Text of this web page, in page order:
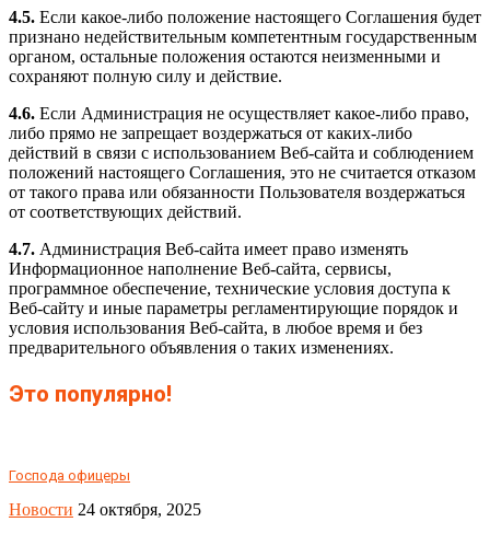
4.5. Если какое-либо положение настоящего Соглашения будет
признано недействительным компетентным государственным
органом, остальные положения остаются неизменными и
сохраняют полную силу и действие.
4.6. Если Администрация не осуществляет какое-либо право,
либо прямо не запрещает воздержаться от каких-либо
действий в связи с использованием Веб-сайта и соблюдением
положений настоящего Соглашения, это не считается отказом
от такого права или обязанности Пользователя воздержаться
от соответствующих действий.
4.7. Администрация Веб-сайта имеет право изменять
Информационное наполнение Веб-сайта, сервисы,
программное обеспечение, технические условия доступа к
Веб-сайту и иные параметры регламентирующие порядок и
условия использования Веб-сайта, в любое время и без
предварительного объявления о таких изменениях.
Это популярно!
Господа офицеры
Новости 24 октября, 2025